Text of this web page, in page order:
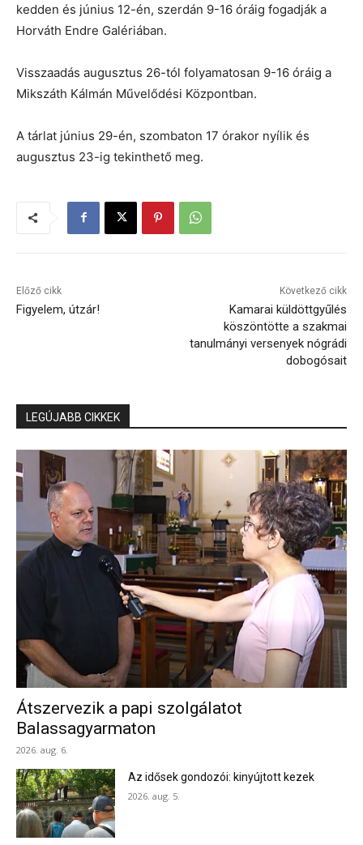
kedden és június 12-én, szerdán 9-16 óráig fogadják a
Horváth Endre Galériában.
Visszaadás augusztus 26-tól folyamatosan 9-16 óráig a
Mikszáth Kálmán Művelődési Központban.
A tárlat június 29-én, szombaton 17 órakor nyílik és
augusztus 23-ig tekinthető meg.
Előző cikk
Figyelem, útzár!
Következő cikk
Kamarai küldöttgyűlés
köszöntötte a szakmai
tanulmányi versenyek nógrádi
dobogósait
LEGÚJABB CIKKEK
Átszervezik a papi szolgálatot
Balassagyarmaton
2026. aug. 6.
Az idősek gondozói: kinyújtott kezek
2026. aug. 5.